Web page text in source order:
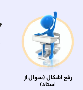
رفع اشکال (سوال از
استاد)